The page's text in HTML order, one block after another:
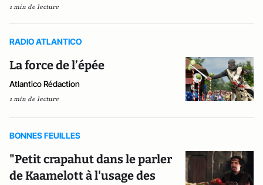
1 min de lecture
RADIO ATLANTICO
La force de l’épée
Atlantico Rédaction
1 min de lecture
BONNES FEUILLES
"Petit crapahut dans le parler
de Kaamelott à l'usage des